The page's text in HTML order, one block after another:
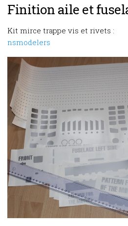
Finition aile et
Kit mirce trappe vis et rivets :
nsmodelers